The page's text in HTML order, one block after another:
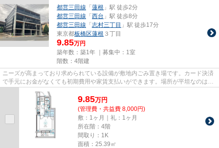
都営三田線 「 蓮根 」駅 徒歩2分
都営三田線 「 西台 」駅 徒歩8分
都営三田線 「 志村三丁目 」駅 徒歩17分
東京都板橋区蓮根 ３丁目
9.85万円
築年数：築1年 ｜募集中： 1室
階数：4階建
ニーズが高まっており求められている設備が敷地内ごみ置き場です。カード決済
で手元にお金がなくても初期費用や家賃支払いができます。場所が平坦なのは、
ランニングをする上で抑えた...
9.85万円
(管理費・共益費 8,000円)
敷：1ヶ月｜礼：1ヶ月
所在階：4階
間取り：1K
面積：25.39㎡